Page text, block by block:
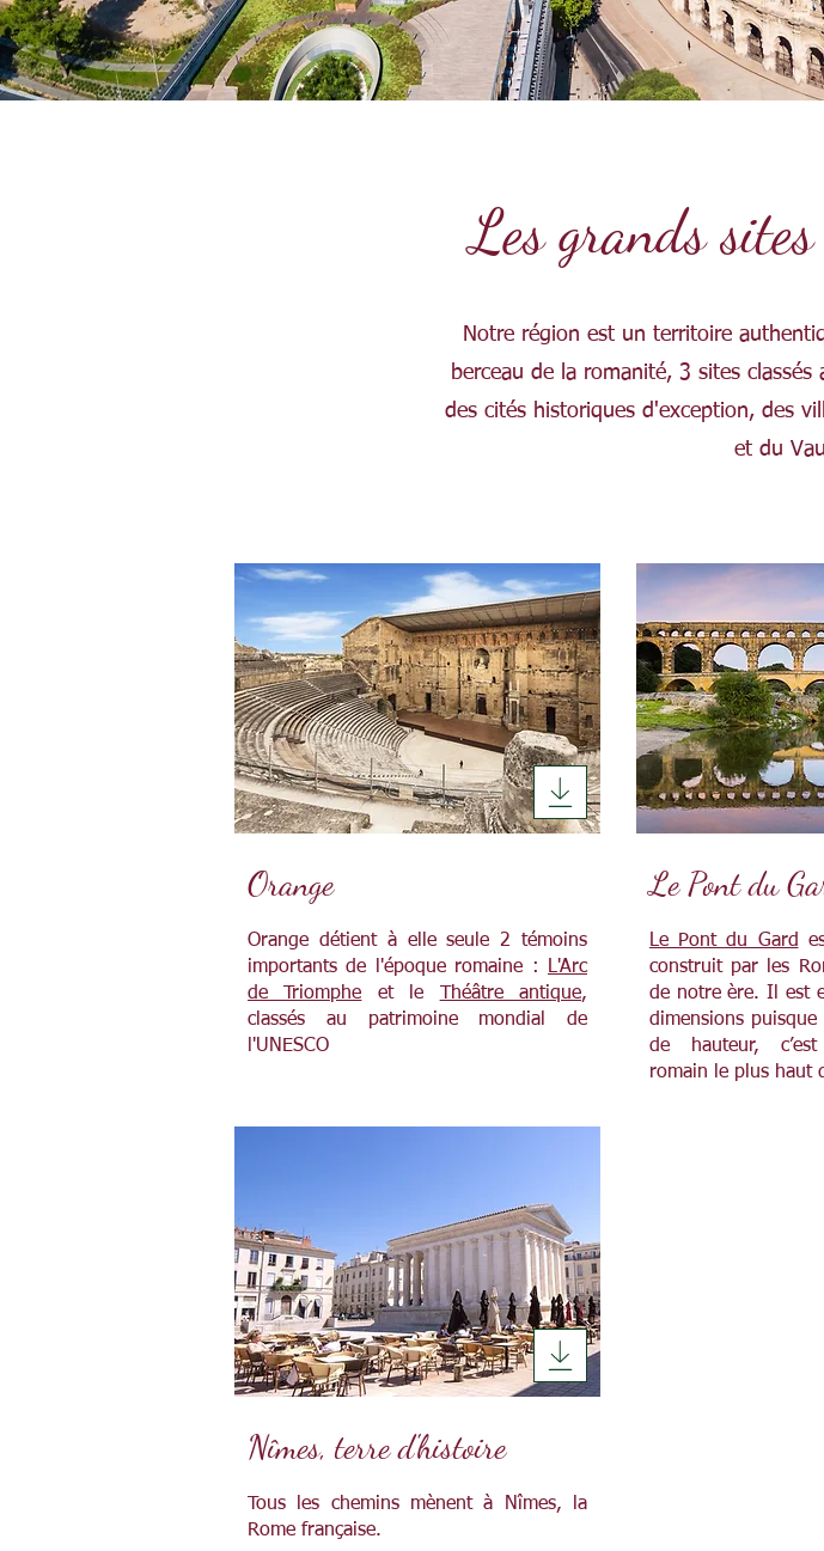
Les grands
Notre région est un territoire
berceau de la romanité, 3 sites
des cités historiques d'exception, des
et du
Orange
Orange détient à elle seule 2 témoins
importants de l'époque romaine :
L'Arc
de Triomphe et le Théâtre antique,
classés au patrimoine mondial de
l'UNESCO
Le Pont du
Le Pont du Gard
construit par les
de notre ère. Il est
dimensions
de hauteur,
romain le plus haut
Nîmes, terre d'histoire
Tous les chemins mènent à Nîmes, la
Rome française.